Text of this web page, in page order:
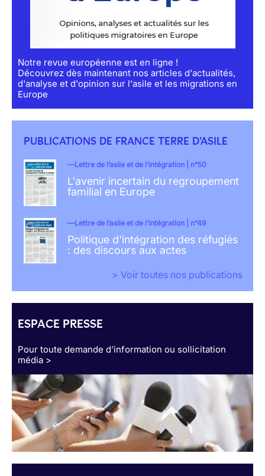
Notre revue européenne est en ligne !
Découvrez dès maintenant nos articles d'actualités,
d'analyse et d'opinion sur l'asile et les migrations en
Europe
PUBLICATIONS DE FRANCE TERRE D'ASILE
Lettre de l’asile et de l’intégration | n°50
L'avenir incertain du regroupement
familial en Europe
Lettre de l’asile et de l’intégration | n°49
Politique d'intégration des réfugiés
: des discours aux actes
> Voir toutes nos publications
ESPACE PRESSE
Pour toute demande d’information ou sollicitation
média >